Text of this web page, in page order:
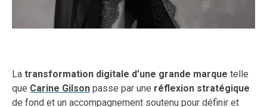
La transformation digitale d’une grande marque telle
que Carine Gilson passe par une réflexion stratégique
de fond et un accompagnement soutenu pour définir et